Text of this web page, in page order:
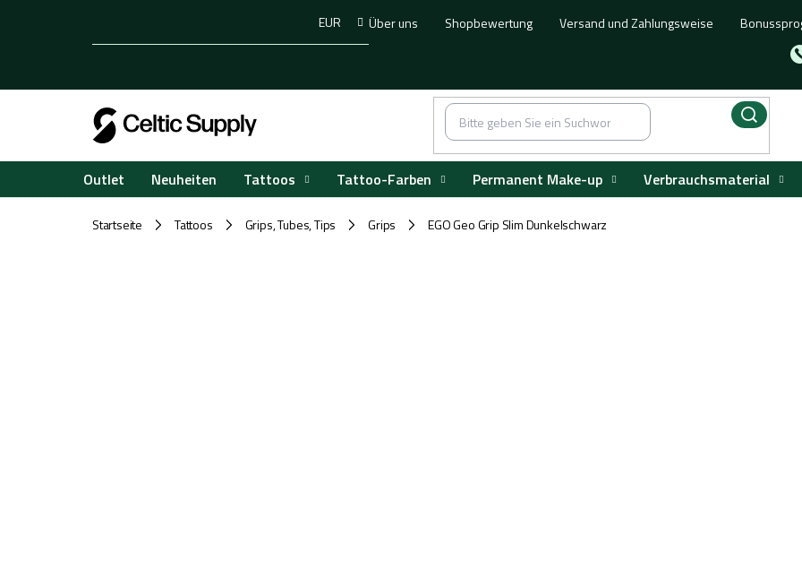
Über uns Shopbewertung Versand und Zahlungsweise
EUR
Outlet Neuheiten Tattoos Tattoo-Farben Permanent Make-up Verbrauchsmaterial
Startseite / Tattoos / Grips, Tubes, Tips / Grips / EGO Geo Grip Slim Dunkelschwarz